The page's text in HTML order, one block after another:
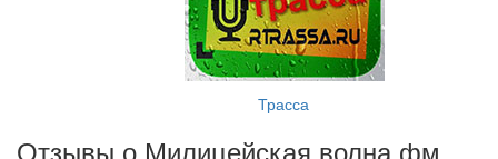
Трасса
Отзывы о Милицейская волна фм